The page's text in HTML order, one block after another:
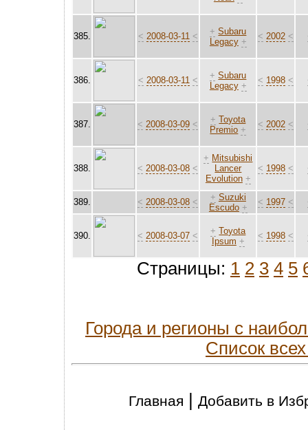
385. < 2008-03-11 < + Subaru
Legacy +
< 2002 <
386. < 2008-03-11 < + Subaru
Legacy +
< 1998 <
387. < 2008-03-09 < + Toyota
Premio +
< 2002 <
388. < 2008-03-08 <
+ Mitsubishi
Lancer
Evolution +
< 1998 <
389. < 2008-03-08 < + Suzuki
Escudo +
< 1997 <
390. < 2008-03-07 < + Toyota
Ipsum +
< 1998 <
Страницы: 1 2 3 4 5
Города и регионы с
Список
Главная | Добавить в